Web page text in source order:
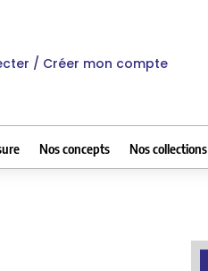
/ Créer mon compte
Nos concepts Nos collections